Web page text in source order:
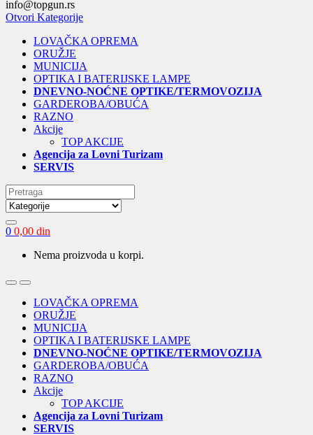
info@topgun.rs
Otvori Kategorije
LOVAČKA OPREMA
ORUŽJE
MUNICIJA
OPTIKA I BATERIJSKE LAMPE
DNEVNO-NOĆNE OPTIKE/TERMOVOZIJA
GARDEROBA/OBUĆA
RAZNO
Akcije
TOP AKCIJE
Agencija za Lovni Turizam
SERVIS
Search
for:
0 0,00 din
Nema proizvoda u korpi.
OpenClose
LOVAČKA OPREMA
ORUŽJE
MUNICIJA
OPTIKA I BATERIJSKE LAMPE
DNEVNO-NOĆNE OPTIKE/TERMOVOZIJA
GARDEROBA/OBUĆA
RAZNO
Akcije
TOP AKCIJE
Agencija za Lovni Turizam
SERVIS